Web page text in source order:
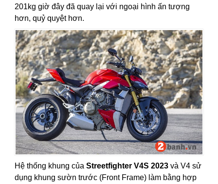
201kg giờ đây đã quay lại với ngoại hình ấn tượng
hơn, quỷ quyệt hơn.
Hệ thống khung của Streetfighter V4S 2023 và V4 sử
dụng khung sườn trước (Front Frame) làm bằng hợp